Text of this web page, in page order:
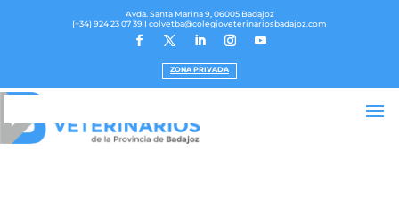
Avda. Santa Marina 9, 06005 Badajoz
(+34) 924 23 07 39 I colvetba@colegioveterinariosbadajoz.com
ZONA PRIVADA